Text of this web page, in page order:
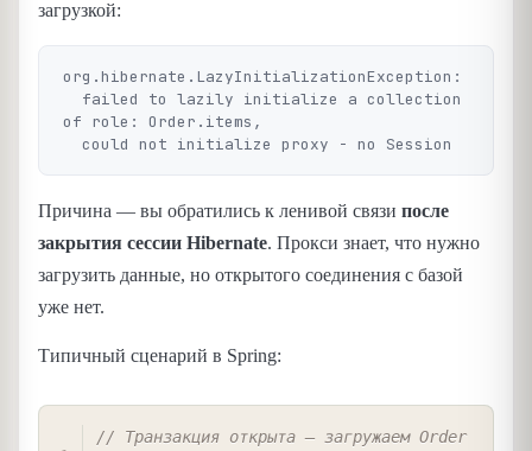
загрузкой:
org.hibernate.LazyInitializationException:
of role: Order.items,
Причина — вы обратились к ленивой связи после
закрытия сессии Hibernate. Прокси знает, что нужно
загрузить данные, но открытого соединения с базой
уже нет.
Типичный сценарий в Spring:
// Транзакция открыта — загружаем Order
COPY